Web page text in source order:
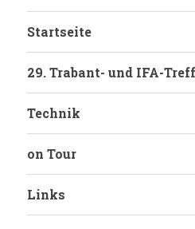
Startseite
29. Trabant- und IFA-
Technik
on Tour
Links